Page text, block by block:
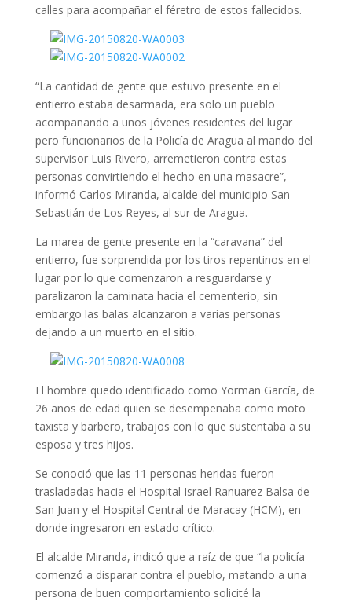
calles para acompañar el féretro de estos fallecidos.
“La cantidad de gente que estuvo presente en el
entierro estaba desarmada, era solo un pueblo
acompañando a unos jóvenes residentes del lugar
pero funcionarios de la Policía de Aragua al mando del
supervisor Luis Rivero, arremetieron contra estas
personas convirtiendo el hecho en una masacre”,
informó Carlos Miranda, alcalde del municipio San
Sebastián de Los Reyes, al sur de Aragua.
La marea de gente presente en la “caravana” del
entierro, fue sorprendida por los tiros repentinos en el
lugar por lo que comenzaron a resguardarse y
paralizaron la caminata hacia el cementerio, sin
embargo las balas alcanzaron a varias personas
dejando a un muerto en el sitio.
El hombre quedo identificado como Yorman García, de
26 años de edad quien se desempeñaba como moto
taxista y barbero, trabajos con lo que sustentaba a su
esposa y tres hijos.
Se conoció que las 11 personas heridas fueron
trasladadas hacia el Hospital Israel Ranuarez Balsa de
San Juan y el Hospital Central de Maracay (HCM), en
donde ingresaron en estado crítico.
El alcalde Miranda, indicó que a raíz de que “la policía
comenzó a disparar contra el pueblo, matando a una
persona de buen comportamiento solicité la